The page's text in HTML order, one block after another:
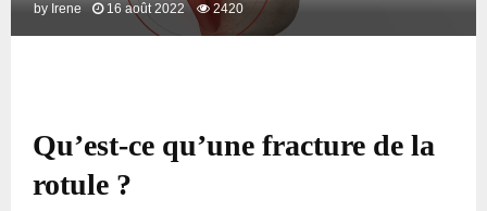
by Irene 16 août 2022 2420
Qu’est-ce qu’une fracture de la
rotule ?